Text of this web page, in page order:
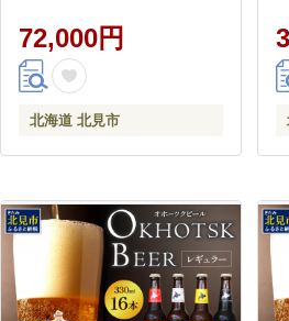
72,000円
北海道 北見市